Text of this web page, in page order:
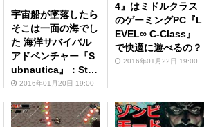
宇宙船が墜落したら
そこは一面の海でし
た 海洋サバイバル
アドベンチャー『S
ubnautica』：Stea
m2016年01月20日 19:00
4』はミドルクラス
のゲーミングPC『L
EVEL∞ C-Class』
で快適に遊べるの？
2016年01月22日 19:00